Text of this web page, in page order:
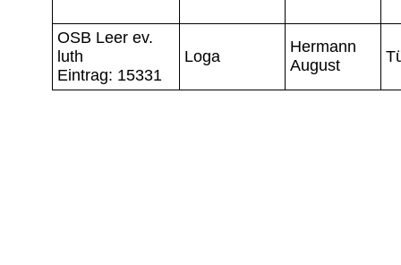
OSB Leer ev.
luth
Eintrag: 15331
Loga
Hermann
August